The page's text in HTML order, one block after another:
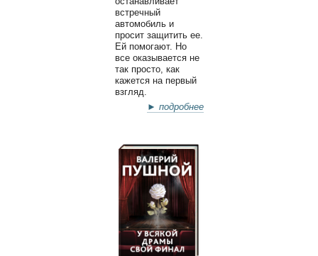
встречный
автомобиль и
просит защитить ее.
Ей помогают. Но
все оказывается не
так просто, как
кажется на первый
взгляд.
► подробнее